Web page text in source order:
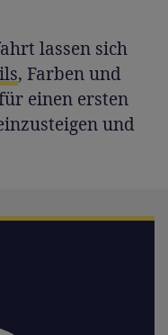
lassen sich
, Farben und
einen ersten
und